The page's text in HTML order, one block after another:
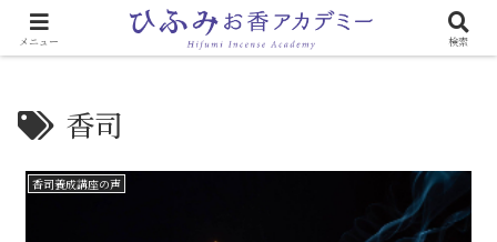
心と体に効く「お香のある生活」
香司
香司養成講座の声
メニュー 検索